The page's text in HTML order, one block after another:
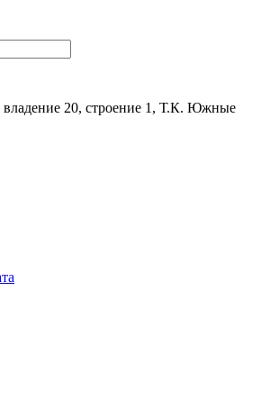
20, строение 1, Т.К. Южные